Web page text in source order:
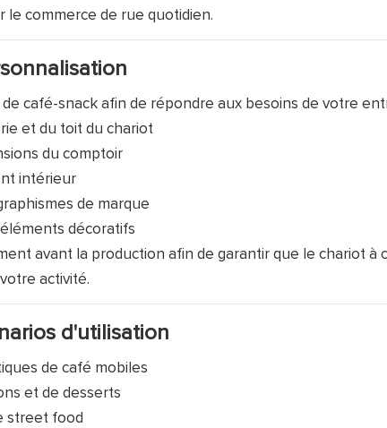
commerce de rue quotidien.
café-snack afin de répondre aux besoins de votre
et du toit du chariot
du comptoir
intérieur
de marque
décoratifs
avant la production afin de garantir que le chariot à
activité.
d'utilisation
de café mobiles
et de desserts
street food